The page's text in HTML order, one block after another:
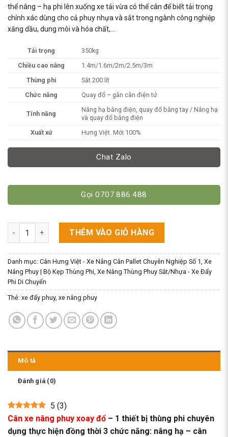
thể nâng – hạ phi lên xuống xe tải vừa có thể cân để biết tải trọng
chính xác dùng cho cả phuy nhựa và sắt trong ngành công nghiệp
xăng dầu, dung môi và hóa chất,…
Tải trọng
350kg
Chiều cao nâng
1.4m/1.6m/2m/2.5m/3m
Thùng phi
Sắt 200 lít
Chức năng
Quay đổ – gắn cân điện tử
Tính năng
Nâng hạ bằng điện, quay đổ bằng tay / Nâng hạ
và quay đổ bằng điện
Xuất xứ
Hưng Việt. Mới 100%
Chat Zalo
Gọi 0707.886.488
Cân Xe Nâng Phuy Xoay Đổ (Quay Đổ) - Chiết Rót Thùng Phi
THÊM VÀO GIỎ HÀNG
Danh mục: Cân Hưng Việt - Xe Nâng Cân Pallet Chuyên Nghiệp Số 1, Xe
Nâng Phuy | Bộ Kẹp Thùng Phi, Xe Nâng Thùng Phuy Sắt/Nhựa - Xe Đẩy
Phi Di Chuyển
Thẻ: xe đẩy phuy, xe nâng phuy
Mô tả
Đánh giá (0)
5 (3)
Cân xe nâng phuy xoay đổ – 1 thiết bị thùng phi chuyên
dụng thực hiện đồng thời 3 chức năng: nâng hạ – cân